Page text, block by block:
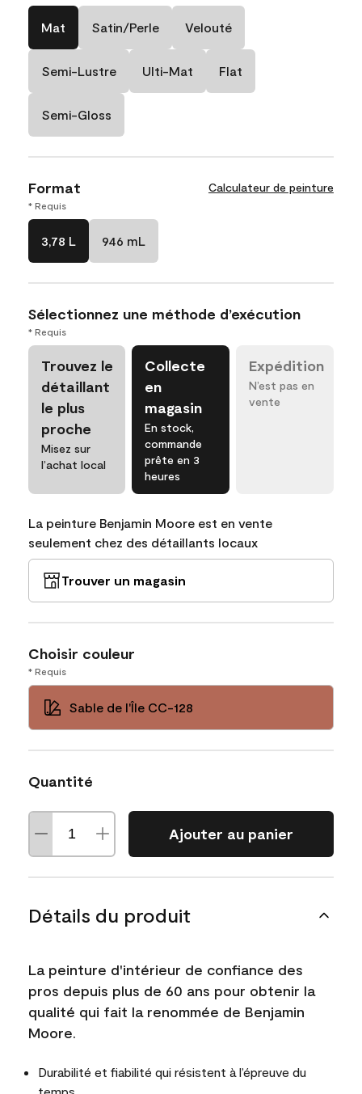
Mat Satin/Perle Velouté
Semi-Lustre Ulti-Mat Flat
Semi-Gloss
Format Calculateur de peinture
* Requis
3,78 L 946 mL
Sélectionnez une méthode d’exécution
* Requis
Trouvez le
détaillant
le plus
proche
Misez sur
l’achat local
Collecte
en
magasin
En stock,
commande
prête en 3
heures
Expédition
N’est pas en
vente
La peinture Benjamin Moore est en vente
seulement chez des détaillants locaux
Trouver un magasin
Choisir couleur
* Requis
Sable de l'Île CC-128
Quantité
Ajouter au panier
Détails du produit
La peinture d'intérieur de confiance des
pros depuis plus de 60 ans pour obtenir la
qualité qui fait la renommée de Benjamin
Moore.
Durabilité et fiabilité qui résistent à l’épreuve du
temps